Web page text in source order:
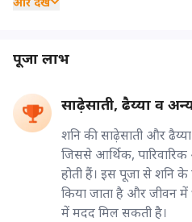
पूजा लाभ
साढ़ेसाती, ढैय्या व
शनि की साढ़ेसाती और
जिससे आर्थिक,
होती हैं। इस पूजा से शनि के
किया जाता है और जीवन में
में मदद मिल सकती है।